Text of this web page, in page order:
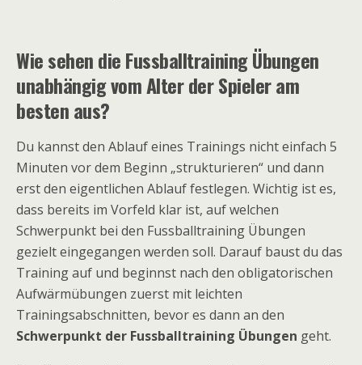
Wie sehen die Fussballtraining Übungen
unabhängig vom Alter der Spieler am
besten aus?
Du kannst den Ablauf eines Trainings nicht einfach 5
Minuten vor dem Beginn „strukturieren“ und dann
erst den eigentlichen Ablauf festlegen. Wichtig ist es,
dass bereits im Vorfeld klar ist, auf welchen
Schwerpunkt bei den Fussballtraining Übungen
gezielt eingegangen werden soll. Darauf baust du das
Training auf und beginnst nach den obligatorischen
Aufwärmübungen zuerst mit leichten
Trainingsabschnitten, bevor es dann an den
Schwerpunkt der Fussballtraining Übungen geht.